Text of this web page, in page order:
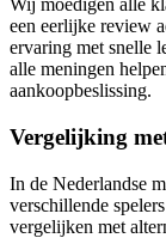
Wij moedigen alle
een eerlijke review
ervaring met snelle
alle meningen
aankoopbeslissing.
Vergelijking
In de Nederlandse
verschillende
vergelijken met